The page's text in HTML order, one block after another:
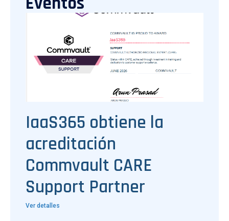
IaaS365 obtiene la
acreditación
Commvault CARE
Support Partner
Ver detalles